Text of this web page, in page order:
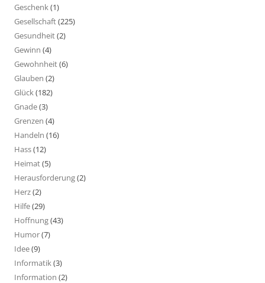
Geschenk(1)
Gesellschaft(225)
Gesundheit(2)
Gewinn (4)
Gewohnheit(6)
Glauben (2)
Glück(182)
Gnade(3)
Grenzen (4)
Handeln (16)
Hass(12)
Heimat(5)
Herausforderung(2)
Herz(2)
Hilfe(29)
Hoffnung(43)
Humor(7)
Idee(9)
Informatik(3)
Information (2)